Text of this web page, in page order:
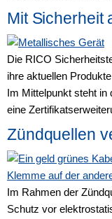
Mit Sicherheit
Die RICO
ihre aktuellen
Im Mittelpunkt steht
eine
Zündquellen
Im Rahmen der
Schutz vor